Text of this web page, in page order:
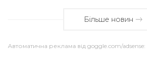
Більше новин
Автоматична реклама від goggle.com/adsense: